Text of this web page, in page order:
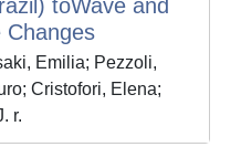
toWave and
Changes
Emilia; Pezzoli,
Cristofori, Elena;
r.